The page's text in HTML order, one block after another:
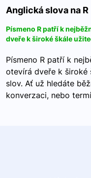
Anglická slova na R
Písmeno R patří k
dveře k široké škále
Písmeno R patří k
otevírá dveře k široké
slov. Ať už hledáte
konverzaci, nebo